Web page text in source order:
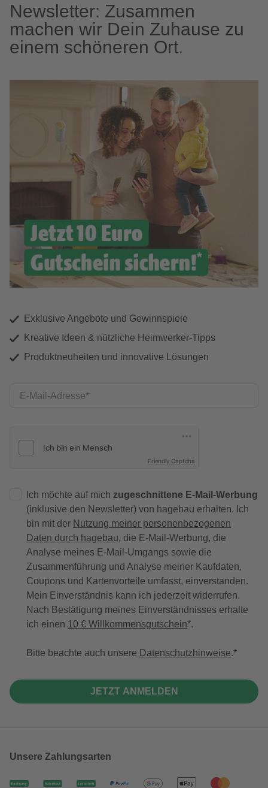
Newsletter: Zusammen
machen wir Dein Zuhause zu
einem schöneren Ort.
Exklusive Angebote und Gewinnspiele
Kreative Ideen & nützliche Heimwerker-Tipps
Produktneuheiten und innovative Lösungen
E-Mail-Adresse
Friendly Captcha
Ich möchte auf mich zugeschnittene E-Mail-Werbung
(inklusive den Newsletter) von hagebau erhalten. Ich
bin mit der Nutzung meiner personenbezogenen
Daten durch hagebau, die E-Mail-Werbung, die
Analyse meines E-Mail-Umgangs sowie die
Zusammenführung und Analyse meiner Kaufdaten,
Coupons und Kartenvorteile umfasst, einverstanden.
Mein Einverständnis kann ich jederzeit widerrufen.
Nach Bestätigung meines Einverständnisses erhalte
ich einen 10 € Willkommensgutschein*.
Bitte beachte auch unsere Datenschutzhinweise.
JETZT ANMELDEN
Unsere Zahlungsarten